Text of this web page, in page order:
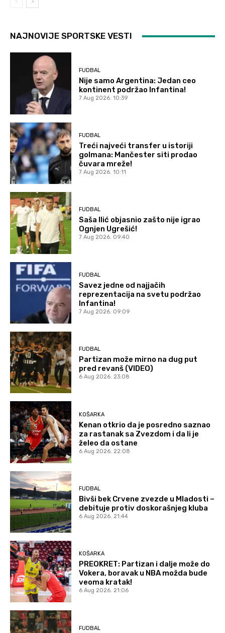
NAJNOVIJE SPORTSKE VESTI
FUDBAL
Nije samo Argentina: Jedan ceo
kontinent podržao Infantina!
7 Aug 2026. 10:39
FUDBAL
Treći najveći transfer u istoriji
golmana: Mančester siti prodao
čuvara mreže!
7 Aug 2026. 10:11
FUDBAL
Saša Ilić objasnio zašto nije igrao
Ognjen Ugrešić!
7 Aug 2026. 09:40
FUDBAL
Savez jedne od najjačih
reprezentacija na svetu podržao
Infantina!
7 Aug 2026. 09:09
FUDBAL
Partizan može mirno na dug put
pred revanš (VIDEO)
6 Aug 2026. 23:08
KOŠARKA
Kenan otkrio da je posredno saznao
za rastanak sa Zvezdom i da li je
želeo da ostane
6 Aug 2026. 22:08
FUDBAL
Bivši bek Crvene zvezde u Mladosti –
debituje protiv doskorašnjeg kluba
6 Aug 2026. 21:44
KOŠARKA
PREOKRET: Partizan i dalje može do
Vokera, boravak u NBA možda bude
veoma kratak!
6 Aug 2026. 21:06
FUDBAL